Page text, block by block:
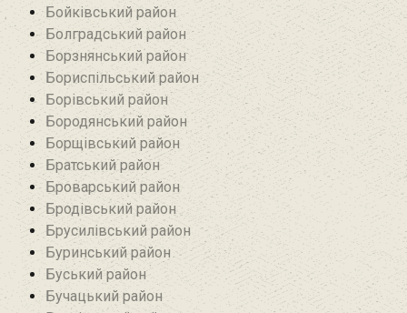
Бойківський район
Болградський район
Борзнянський район
Бориспільський район
Борівський район
Бородянський район
Борщівський район‎
Братський район‎
Броварський район
Бродівський район‎
Брусилівський район‎
Буринський район
Буський район‎
Бучацький район